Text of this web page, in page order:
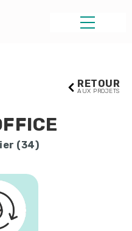
RETOUR
AUX PROJETS
(34)